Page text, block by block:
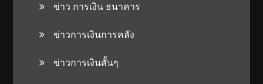
ข่าว การเงิน ธนาคาร
ข่าวการเงินการคลัง
ข่าวการเงินสั้นๆ